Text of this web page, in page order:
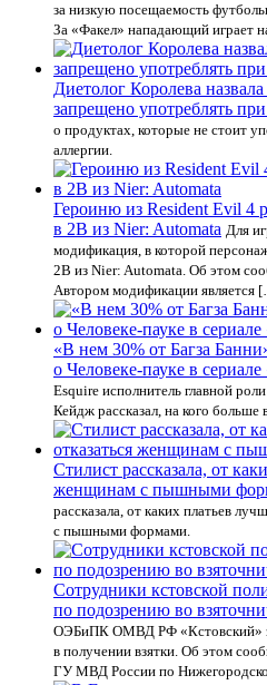
за низкую посещаемость
За «Факел» нападающий играет
Диетолог Королева
запрещено употреблять
о продуктах, которые не стоит
аллергии.
Героиню из Resident Evil 4
в 2B из Nier: Automata Для
модификация, в которой
2B из Nier: Automata. Об этом
Автором модификации является
«В нем 30% от Багза
о Человеке-пауке в
Esquire исполнитель главной
Кейдж рассказал, на кого
Стилист рассказала, от
женщинам с пышными
рассказала, от каких платьев
с пышными формами.
Сотрудники кстовской
по подозрению во
ОЭБиПК ОМВД РФ «Кстовский»
в получении взятки. Об этом
ГУ МВД России по